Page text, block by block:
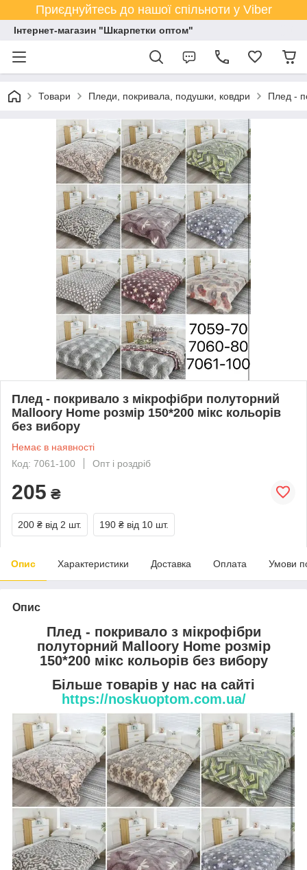
Приєднуйтесь до нашої спільноти у Viber
Інтернет-магазин "Шкарпетки оптом"
Товари Пледи, покривала, подушки, ковдри Плед -
Плед - покривало з мікрофібри полуторний
Malloory Home розмір 150*200 мікс кольорів
без вибору
Немає в наявності
Код: 7061-100
Опт і роздріб
205 ₴
200 ₴ від 2 шт. 190 ₴ від 10 шт.
Опис Характеристики Доставка Оплата Умови
Опис
Плед - покривало з мікрофібри
полуторний Malloory Home розмір
150*200 мікс кольорів без вибору
Більше товарів у нас на сайті
https://noskuoptom.com.ua/